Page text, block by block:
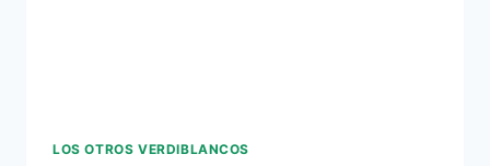
LOS OTROS VERDIBLANCOS